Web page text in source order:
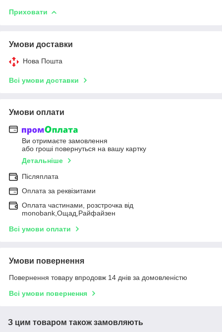
Приховати
Умови доставки
Нова Пошта
Всі умови доставки
Умови оплати
Ви отримаєте замовлення
або гроші повернуться на вашу картку
Детальніше
Післяплата
Оплата за реквізитами
Оплата частинами, розстрочка від
monobank,Ощад,Райфайзен
Всі умови оплати
Умови повернення
Повернення товару впродовж 14 днів за домовленістю
Всі умови повернення
З цим товаром також замовляють